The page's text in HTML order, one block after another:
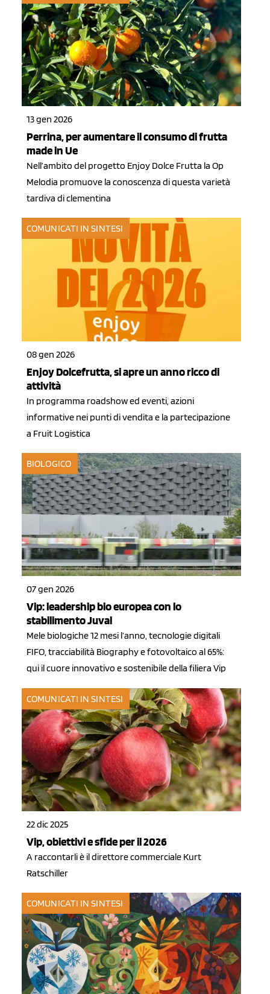
13 gen 2026
Perrina, per aumentare il consumo di frutta
made in Ue
Nell’ambito del progetto Enjoy Dolce Frutta la Op
Melodia promuove la conoscenza di questa varietà
tardiva di clementina
COMUNICATI IN SINTESI
08 gen 2026
Enjoy Dolcefrutta, si apre un anno ricco di
attività
In programma roadshow ed eventi, azioni
informative nei punti di vendita e la partecipazione
a Fruit Logistica
BIOLOGICO
07 gen 2026
Vip: leadership bio europea con lo
stabilimento Juval
Mele biologiche 12 mesi l’anno, tecnologie digitali
FIFO, tracciabilità Biography e fotovoltaico al 65%:
qui il cuore innovativo e sostenibile della filiera Vip
COMUNICATI IN SINTESI
22 dic 2025
Vip, obiettivi e sfide per il 2026
A raccontarli è il direttore commerciale Kurt
Ratschiller
COMUNICATI IN SINTESI